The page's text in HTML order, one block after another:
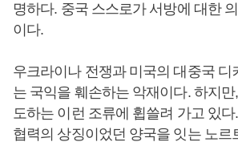
명하다. 중국 스스로가 서방에 대한
이다.
우크라이나 전쟁과 미국의 대중국 디
는 국익을 훼손하는 악재이다. 하지
도하는 이런 조류에 휩쓸려 가고 있다
협력의 상징이었던 양국을 잇는 노르